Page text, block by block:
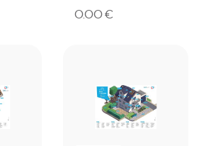
0.00 €